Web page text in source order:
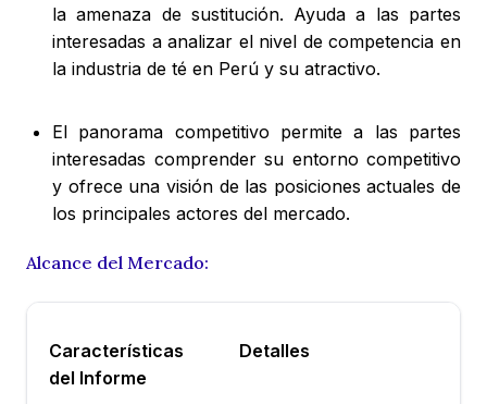
la amenaza de sustitución. Ayuda a las partes
interesadas a analizar el nivel de competencia en
la industria de té en Perú y su atractivo.
El panorama competitivo permite a las partes
interesadas comprender su entorno competitivo
y ofrece una visión de las posiciones actuales de
los principales actores del mercado.
Alcance del Mercado:
Características
del Informe
Detalles